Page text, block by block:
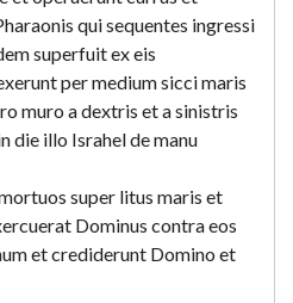
qui sequentes ingressi
superfuit ex eis
per medium sicci maris
muro a dextris et a sinistris
die illo Israhel de manu
super litus maris et
Dominus contra eos
et crediderunt Domino et